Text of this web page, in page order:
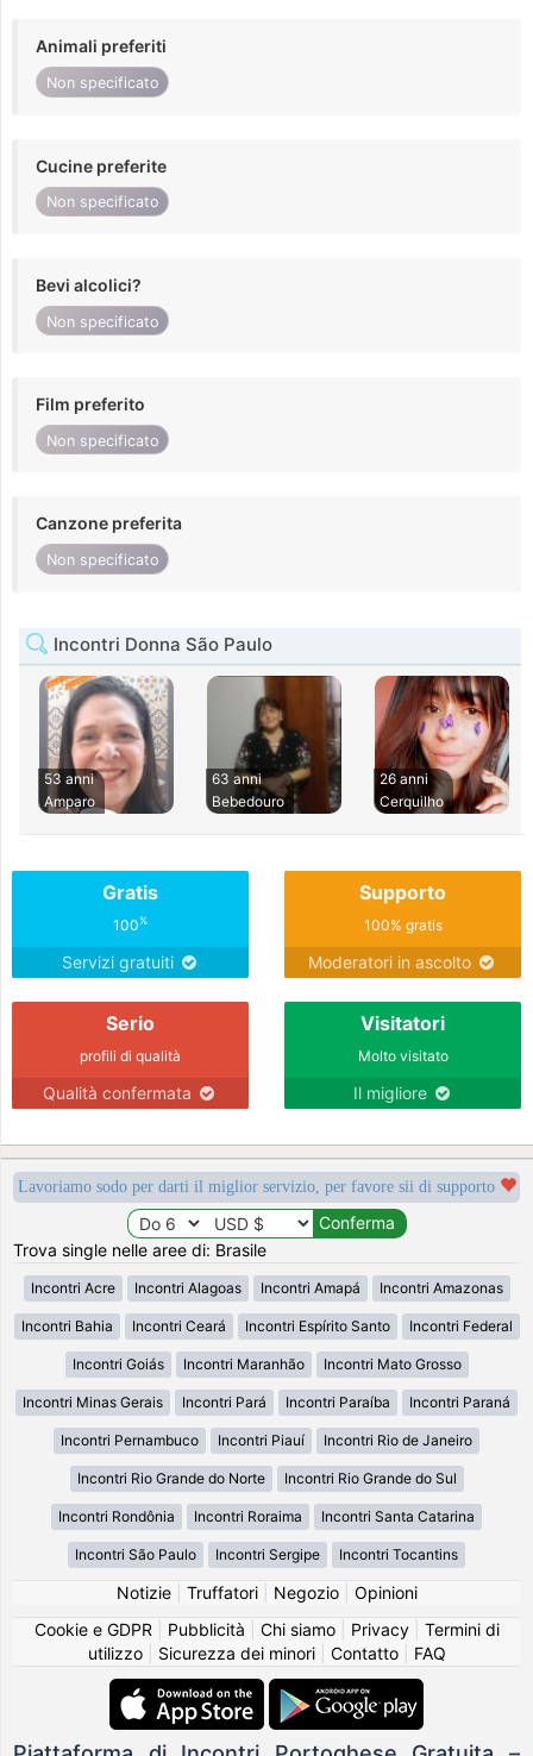
Animali preferiti
Non specificato
Cucine preferite
Non specificato
Bevi alcolici?
Non specificato
Film preferito
Non specificato
Canzone preferita
Non specificato
Incontri Donna São Paulo
53 anni
Amparo
63 anni
Bebedouro
26 anni
Cerquilho
Gratis
100%
Servizi gratuiti
Supporto
100% gratis
Moderatori in ascolto
Serio
profili di qualità
Qualità confermata
Visitatori
Molto visitato
Il migliore
Lavoriamo sodo per darti il miglior servizio, per favore sii di supporto
Trova single nelle aree di: Brasile
Incontri Acre Incontri Alagoas Incontri Amapá Incontri Amazonas
Incontri Bahia Incontri Ceará Incontri Espírito Santo Incontri Federal
Incontri Goiás Incontri Maranhão Incontri Mato Grosso
Incontri Minas Gerais Incontri Pará Incontri Paraíba Incontri Paraná
Incontri Pernambuco Incontri Piauí Incontri Rio de Janeiro
Incontri Rio Grande do Norte Incontri Rio Grande do Sul
Incontri Rondônia Incontri Roraima Incontri Santa Catarina
Incontri São Paulo Incontri Sergipe Incontri Tocantins
Notizie| Truffatori| Negozio| Opinioni
Cookie e GDPR
Pubblicità Chi siamo| Privacy| Termini di
utilizzo| Sicurezza dei minori| Contatto| FAQ